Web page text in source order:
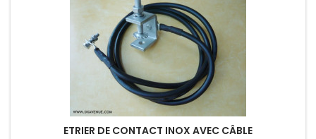
ETRIER DE CONTACT INOX AVEC CÂBLE